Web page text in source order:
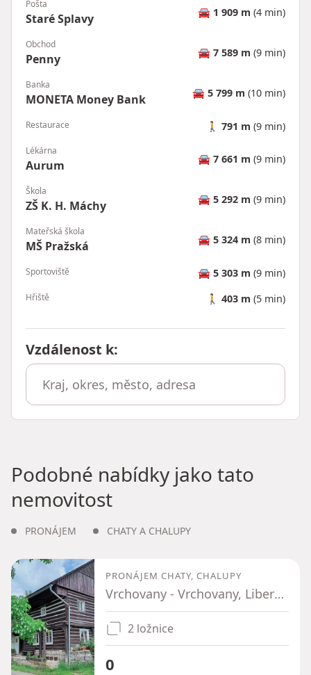
Pošta
Staré Splavy 🚘 1 909 m (4 min)
Obchod
Penny 🚘 7 589 m (9 min)
Banka
MONETA Money Bank 🚘 5 799 m (10 min)
Restaurace 🚶 791 m (9 min)
Lékárna
Aurum 🚘 7 661 m (9 min)
Škola
ZŠ K. H. Máchy 🚘 5 292 m (9 min)
Mateřská škola
MŠ Pražská 🚘 5 324 m (8 min)
Sportoviště 🚘 5 303 m (9 min)
Hřiště 🚶 403 m (5 min)
Vzdálenost k:
Podobné nabídky jako tato
nemovitost
PRONÁJEM CHATY A CHALUPY
PRONÁJEM CHATY, CHALUPY
Vrchovany - Vrchovany, Liberecký kraj
2 ložnice
0